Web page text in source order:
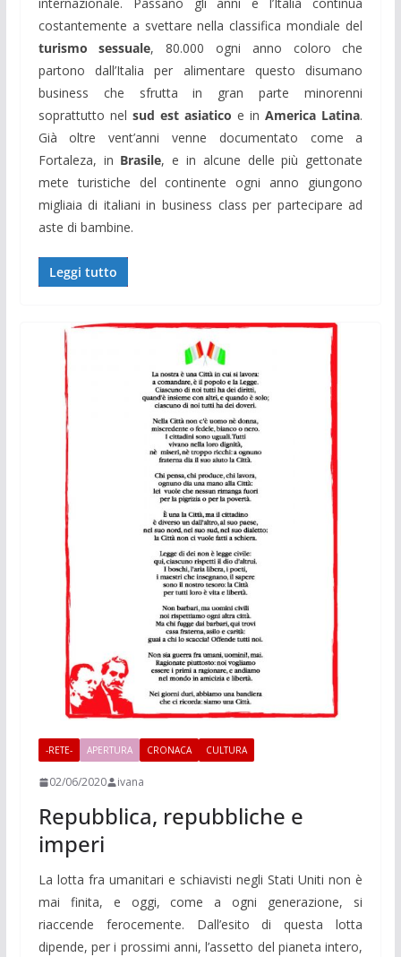
costantemente a svettare nella classifica mondiale del
turismo sessuale, 80.000 ogni anno coloro che
partono dall’Italia per alimentare questo disumano
business che sfrutta in gran parte minorenni
soprattutto nel sud est asiatico e inAmerica Latina.
Già oltre vent’anni venne documentato come a
Fortaleza, in Brasile, e in alcune delle più gettonate
mete turistiche del continente ogni anno giungono
migliaia di italiani in business class per partecipare ad
aste di bambine.
Leggi tutto
-RETE- APERTURA CRONACA CULTURA
02/06/2020 ivana
Repubblica, repubbliche e
imperi
La lotta fra umanitari e schiavisti negli Stati Uniti non è
mai finita, e oggi, come a ogni generazione, si
riaccende ferocemente. Dall’esito di questa lotta
dipende, per i prossimi anni, l’assetto del pianeta intero,